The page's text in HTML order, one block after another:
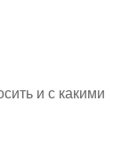
и с какими